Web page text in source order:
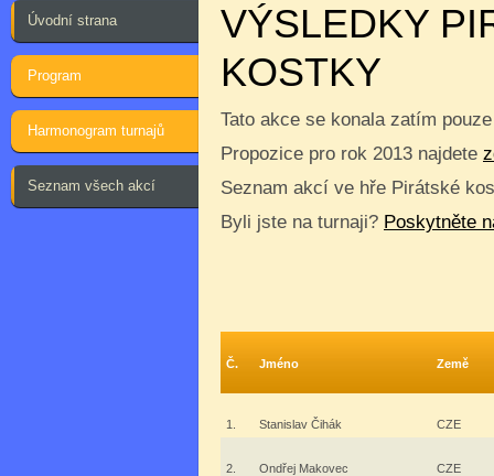
Úvodní strana
Program
Harmonogram turnajů
Seznam všech akcí
VÝSLEDKY
KOSTKY
Tato akce se konala zatím
Propozice pro rok 2013 najdete
Seznam akcí ve hře Pirátské
Byli jste na turnaji? Poskytněte
Č. Jméno Země
1. Stanislav Čihák CZE
2. Ondřej Makovec CZE